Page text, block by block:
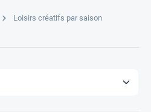
Loisirs créatifs par saison